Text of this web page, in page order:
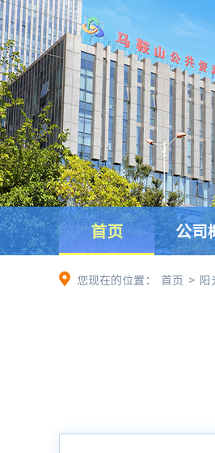
首页 公司
您现在的位置： 首页 > 阳